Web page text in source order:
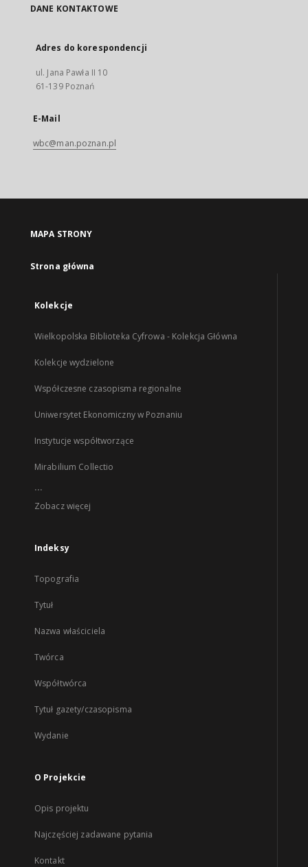
DANE KONTAKTOWE
Adres do korespondencji
ul. Jana Pawła II 10
61-139 Poznań
E-Mail
wbc@man.poznan.pl
MAPA STRONY
Strona główna
Kolekcje
Wielkopolska Biblioteka Cyfrowa - Kolekcja Główna
Kolekcje wydzielone
Współczesne czasopisma regionalne
Uniwersytet Ekonomiczny w Poznaniu
Instytucje współtworzące
Mirabilium Collectio
...
Zobacz więcej
Indeksy
Topografia
Tytuł
Nazwa właściciela
Twórca
Współtwórca
Tytuł gazety/czasopisma
Wydanie
O Projekcie
Opis projektu
Najczęściej zadawane pytania
Kontakt